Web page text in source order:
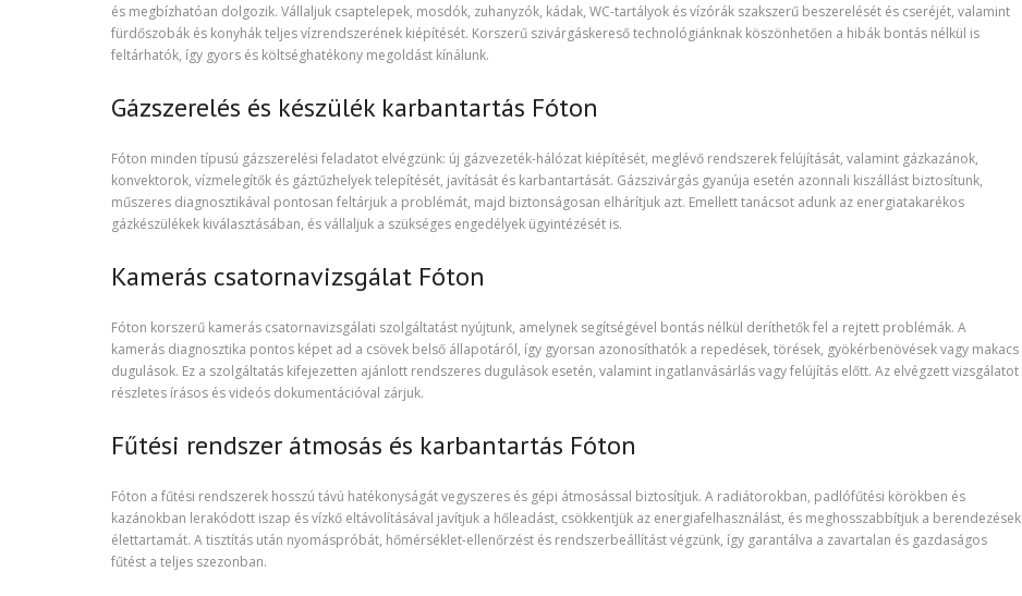
és megbízhatóan dolgozik. Vállaljuk csaptelepek, mosdók, zuhanyzók, kádak, WC-tartályok és vízórák szakszerű beszerelését és cseréjét, valamint
fürdőszobák és konyhák teljes vízrendszerének kiépítését. Korszerű szivárgáskereső technológiánknak köszönhetően a hibák bontás nélkül is
feltárhatók, így gyors és költséghatékony megoldást kínálunk.
Gázszerelés és készülék karbantartás Fóton
Fóton minden típusú gázszerelési feladatot elvégzünk: új gázvezeték-hálózat kiépítését, meglévő rendszerek felújítását, valamint gázkazánok,
konvektorok, vízmelegítők és gáztűzhelyek telepítését, javítását és karbantartását. Gázszivárgás gyanúja esetén azonnali kiszállást biztosítunk,
műszeres diagnosztikával pontosan feltárjuk a problémát, majd biztonságosan elhárítjuk azt. Emellett tanácsot adunk az energiatakarékos
gázkészülékek kiválasztásában, és vállaljuk a szükséges engedélyek ügyintézését is.
Kamerás csatornavizsgálat Fóton
Fóton korszerű kamerás csatornavizsgálati szolgáltatást nyújtunk, amelynek segítségével bontás nélkül deríthetők fel a rejtett problémák. A
kamerás diagnosztika pontos képet ad a csövek belső állapotáról, így gyorsan azonosíthatók a repedések, törések, gyökérbenövések vagy makacs
dugulások. Ez a szolgáltatás kifejezetten ajánlott rendszeres dugulások esetén, valamint ingatlanvásárlás vagy felújítás előtt. Az elvégzett vizsgálatot
részletes írásos és videós dokumentációval zárjuk.
Fűtési rendszer átmosás és karbantartás Fóton
Fóton a fűtési rendszerek hosszú távú hatékonyságát vegyszeres és gépi átmosással biztosítjuk. A radiátorokban, padlófűtési körökben és
kazánokban lerakódott iszap és vízkő eltávolításával javítjuk a hőleadást, csökkentjük az energiafelhasználást, és meghosszabbítjuk a berendezések
élettartamát. A tisztítás után nyomáspróbát, hőmérséklet-ellenőrzést és rendszerbeállítást végzünk, így garantálva a zavartalan és gazdaságos
fűtést a teljes szezonban.